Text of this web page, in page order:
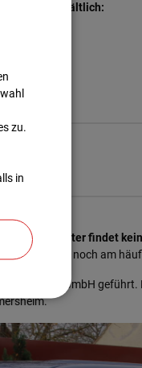
erhältlich:
und Silvester findet
spiegeln die noch am
Augsburg GmbH
zu.
in